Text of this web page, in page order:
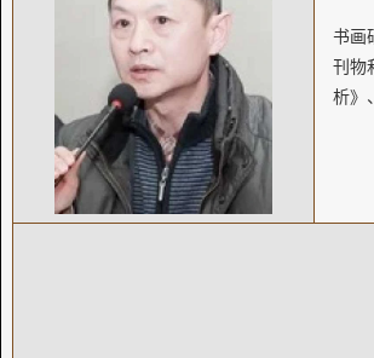
书画
刊物
析》